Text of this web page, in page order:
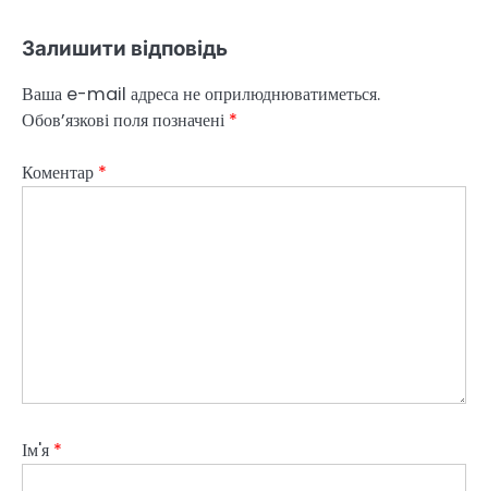
Залишити відповідь
Ваша e-mail адреса не оприлюднюватиметься.
Обов’язкові поля позначені *
Коментар *
Ім'я *